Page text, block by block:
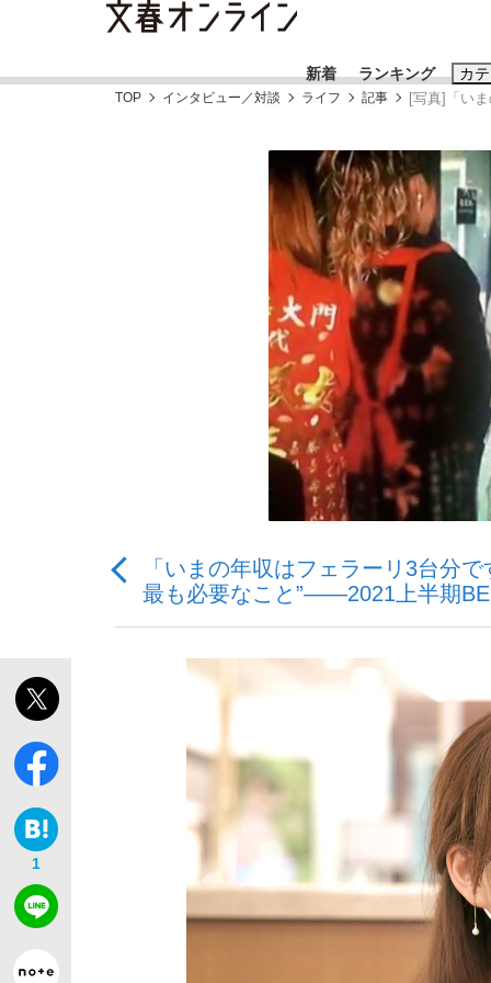
新着 ランキング カ
《BTS厳戒トーキョー滞在記》RM→渋谷
「最悪の空気のまま解散」WBC日本代表
「クマが悪者扱いされているのが悲しい」
終戦から81年
私のあのとき、私のいま
おすすめの
#藤田晋
#三
#玉木雄一郎
TOP インタビュー／対談 ライフ 記事 [写真]「い
「いまの年収はフェラーリ3台分
最も必要なこと”――2021上半期
1